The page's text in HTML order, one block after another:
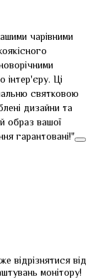
чарівними
Ці
святковою
дизайни та
образ вашої
гарантовані!"
відрізнятися від
монітору!